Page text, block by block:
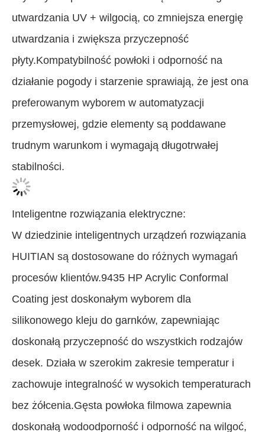
utwardzania UV + wilgocią, co zmniejsza energię
utwardzania i zwiększa przyczepność
płyty.Kompatybilność powłoki i odporność na
działanie pogody i starzenie sprawiają, że jest ona
preferowanym wyborem w automatyzacji
przemysłowej, gdzie elementy są poddawane
trudnym warunkom i wymagają długotrwałej
stabilności.
Inteligentne rozwiązania elektryczne:
W dziedzinie inteligentnych urządzeń rozwiązania
HUITIAN są dostosowane do różnych wymagań
procesów klientów.9435 HP Acrylic Conformal
Coating jest doskonałym wyborem dla
silikonowego kleju do garnków, zapewniając
doskonałą przyczepność do wszystkich rodzajów
desek. Działa w szerokim zakresie temperatur i
zachowuje integralność w wysokich temperaturach
bez żółcenia.Gęsta powłoka filmowa zapewnia
doskonałą wodoodporność i odporność na wilgoć,